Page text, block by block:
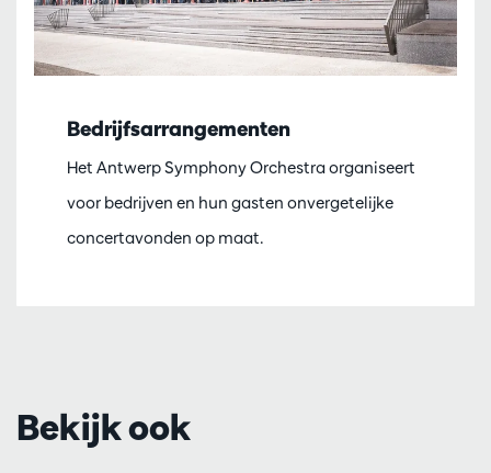
Bedrijfsarrangementen
Het Antwerp Symphony Orchestra organiseert
voor bedrijven en hun gasten onvergetelijke
concertavonden op maat.
Bekijk ook